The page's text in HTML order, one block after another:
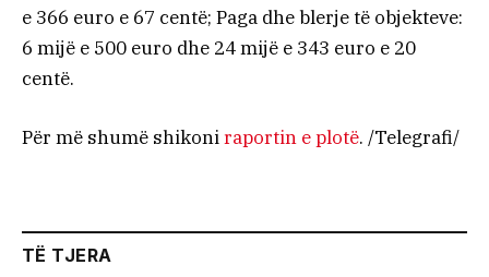
e 366 euro e 67 centë; Paga dhe blerje të objekteve:
6 mijë e 500 euro dhe 24 mijë e 343 euro e 20
centë.
Për më shumë shikoniraportin e plotë. /Telegrafi/
TË TJERA